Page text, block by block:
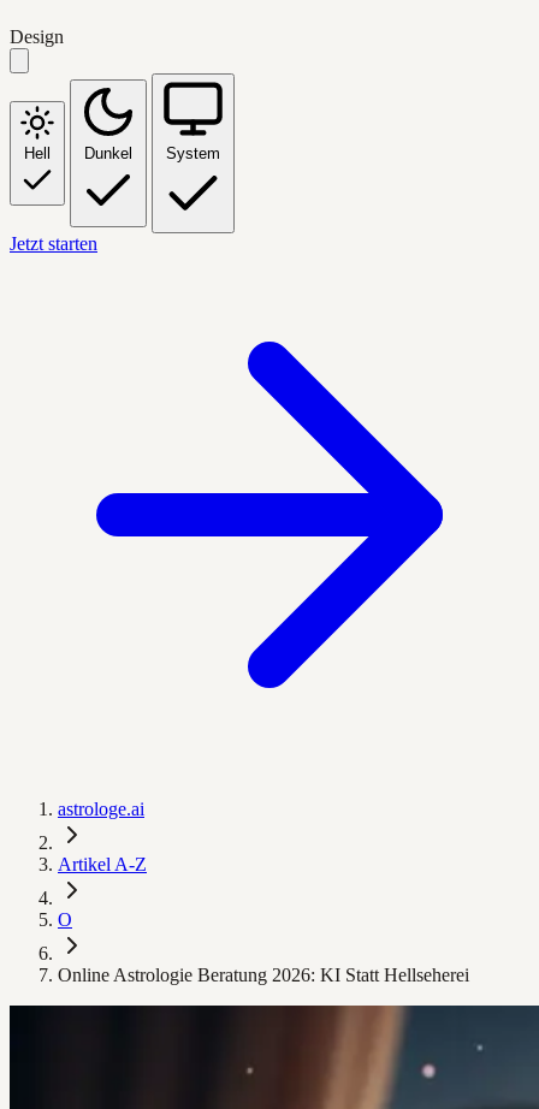
Design
Hell Dunkel System
Jetzt starten
astrologe.ai
Artikel A-Z
O
Online Astrologie Beratung 2026: KI Statt Hellseherei